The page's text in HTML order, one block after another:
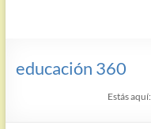
educación 360
Estás aquí: